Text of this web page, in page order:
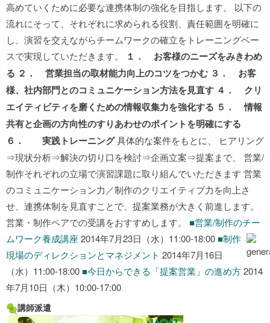
高めていくために必要な連携体制の強化を目指します。 以下の
流れにそって、それぞれに求められる役割、責任範囲を明確に
し、演習を交えながらチームワークの確立をトレーニングベー
スで実現していただきます。
１． お客様のニーズをみきわめ
る ２． 営業担当の取材能力向上のコツをつかむ ３． お客
様、社内部門とのコミュニケーション方法を見直す ４． クリ
エイティビティを磨くための情報収集力を強化する ５． 情報
共有と企画の方向性のすりあわせのポイントを明確にする
６． 実践トレーニング具体的な案件をもとに、 ヒアリング
⇒現状分析⇒解決の切り口を検討⇒企画立案⇒提案まで、 営業/
制作それぞれの立場で演習課題に取り組んでいただきます 営業
のコミュニケーション力／制作のクリエイティブ力を向上さ
せ、連携体制を見直すことで、提案業務が大きく前進します。
営業・制作ペアでの受講をおすすめします。 ■営業/制作のチー
ムワーク養成講座 2014年7月23日（水）11:00-18:00■制作
現場のディレクションとマネジメント 2014年7月16日
（水）11:00-18:00■今日からできる「提案営業」の進め方2014
年7月10日（木）10:00-17:00
講師派遣